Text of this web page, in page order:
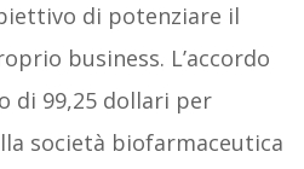
di potenziare il
business. L’accordo
di 99,25 dollari per
società biofarmaceutica